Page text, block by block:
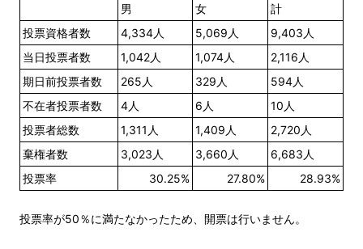
男
女
計
投票資格者数
4,334人 5,069人
9,403人
当日投票者数
1,042人 1,074人
2,116人
期日前投票者数
265人 329人
594人
不在者投票者数
4人 6人
10人
投票者総数
1,311人 1,409人
2,720人
棄権者数
3,023人 3,660人
6,683人
投票率
30.25% 27.80% 28.93%
投票率が50％に満たなかったため、開票は行いません。